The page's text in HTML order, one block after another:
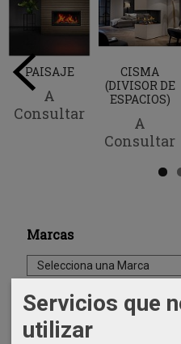
Marcas
PAISAJE
A
Consultar
CISMA
(DIVISOR DE
ESPACIOS)
A
Consultar
Servicios que
utilizar